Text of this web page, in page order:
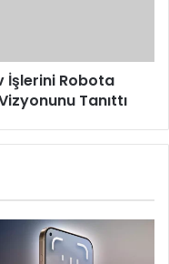
İşlerini Robota
Tanıttı